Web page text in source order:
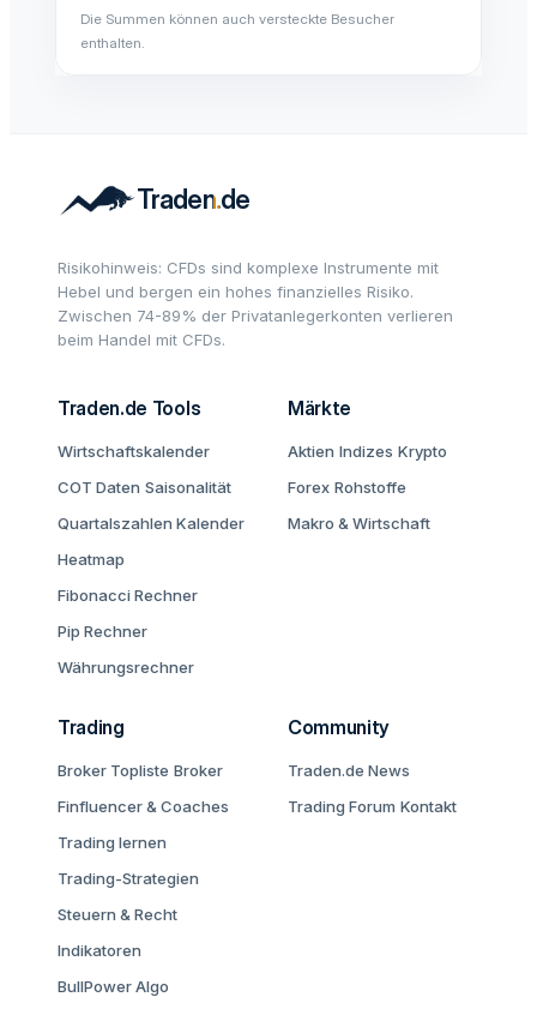
Die Summen können auch versteckte Besucher
enthalten.
Risikohinweis: CFDs sind komplexe Instrumente mit
Hebel und bergen ein hohes finanzielles Risiko.
Zwischen 74-89% der Privatanlegerkonten verlieren
beim Handel mit CFDs.
Traden.de Tools
Wirtschaftskalender
COT Daten Saisonalität
Quartalszahlen Kalender
Heatmap
Fibonacci Rechner
Pip Rechner
Währungsrechner
Märkte
Aktien Indizes Krypto
Forex Rohstoffe
Makro & Wirtschaft
Trading
Broker Topliste Broker
Finfluencer & Coaches
Trading lernen
Trading-Strategien
Steuern & Recht
Indikatoren
BullPower Algo
Community
Traden.de News
Trading Forum Kontakt